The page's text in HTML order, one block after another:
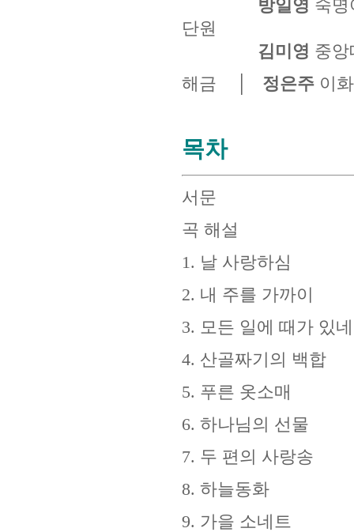
방일영 숙명
단원
김미영 중앙
해금 │ 정은주 이
목차
서문
곡 해설
1. 날 사랑하심
2. 내 주를 가까이
3. 모든 일에 때가 있네
4. 산골짜기의 백합
5. 푸른 옷소매
6. 하나님의 선물
7. 두 편의 사랑송
8. 하늘동화
9. 가을 소네트